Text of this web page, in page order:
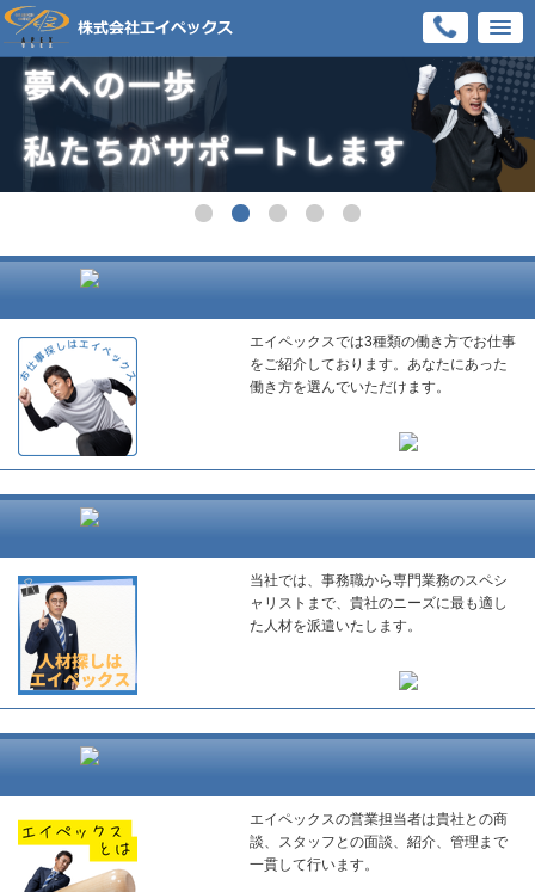
エイペックスでは3種類の働き方でお仕事
をご紹介しております。あなたにあった
働き方を選んでいただけます。
当社では、事務職から専門業務のスペシ
ャリストまで、貴社のニーズに最も適し
た人材を派遣いたします。
エイペックスの営業担当者は貴社との商
談、スタッフとの面談、紹介、管理まで
一貫して行います。